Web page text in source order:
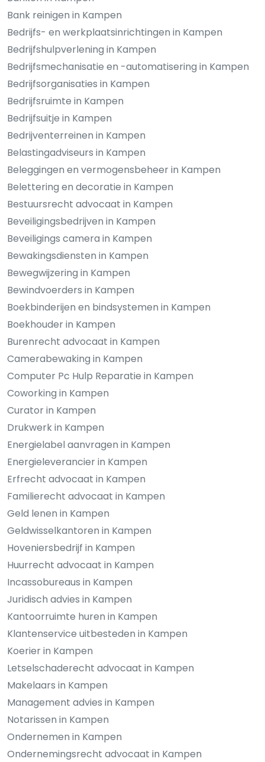
Bank reinigen in Kampen
Bedrijfs- en werkplaatsinrichtingen in Kampen
Bedrijfshulpverlening in Kampen
Bedrijfsmechanisatie en -automatisering in Kampen
Bedrijfsorganisaties in Kampen
Bedrijfsruimte in Kampen
Bedrijfsuitje in Kampen
Bedrijventerreinen in Kampen
Belastingadviseurs in Kampen
Beleggingen en vermogensbeheer in Kampen
Belettering en decoratie in Kampen
Bestuursrecht advocaat in Kampen
Beveiligingsbedrijven in Kampen
Beveiligings camera in Kampen
Bewakingsdiensten in Kampen
Bewegwijzering in Kampen
Bewindvoerders in Kampen
Boekbinderijen en bindsystemen in Kampen
Boekhouder in Kampen
Burenrecht advocaat in Kampen
Camerabewaking in Kampen
Computer Pc Hulp Reparatie in Kampen
Coworking in Kampen
Curator in Kampen
Drukwerk in Kampen
Energielabel aanvragen in Kampen
Energieleverancier in Kampen
Erfrecht advocaat in Kampen
Familierecht advocaat in Kampen
Geld lenen in Kampen
Geldwisselkantoren in Kampen
Hoveniersbedrijf in Kampen
Huurrecht advocaat in Kampen
Incassobureaus in Kampen
Juridisch advies in Kampen
Kantoorruimte huren in Kampen
Klantenservice uitbesteden in Kampen
Koerier in Kampen
Letselschaderecht advocaat in Kampen
Makelaars in Kampen
Management advies in Kampen
Notarissen in Kampen
Ondernemen in Kampen
Ondernemingsrecht advocaat in Kampen